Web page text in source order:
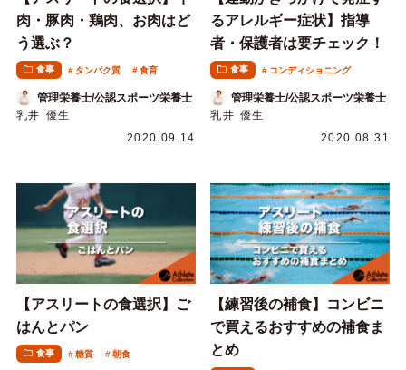
肉・豚肉・鶏肉、お肉はど
う選ぶ？
食事 タンパク質 食育
管理栄養士/公認スポーツ栄養士
乳井 優生
2020.09.14
るアレルギー症状】指導
者・保護者は要チェック！
食事 コンディショニング
管理栄養士/公認スポーツ栄養士
乳井 優生
2020.08.31
【アスリートの食選択】ご
はんとパン
食事 糖質 朝食
【練習後の補食】コンビニ
で買えるおすすめの補食ま
とめ